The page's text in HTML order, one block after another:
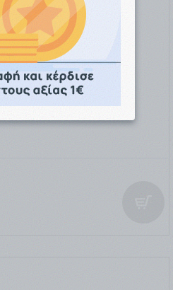
Eye Rescue Balm 15ml